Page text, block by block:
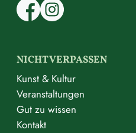
NICHT VERPASSEN
Kunst & Kultur
Veranstaltungen
Gut zu wissen
Kontakt